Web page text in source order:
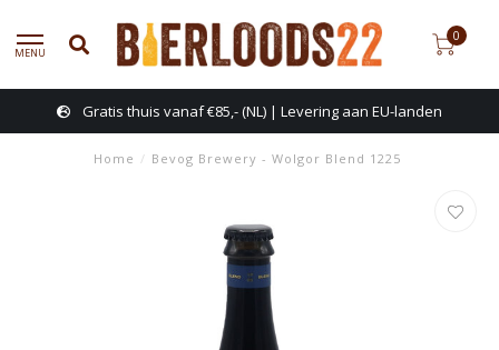
MENU
0
Gratis thuis vanaf €85,- (NL) | Levering aan EU-landen
Home / Bevog Brewery - Wolgor Blend 1225